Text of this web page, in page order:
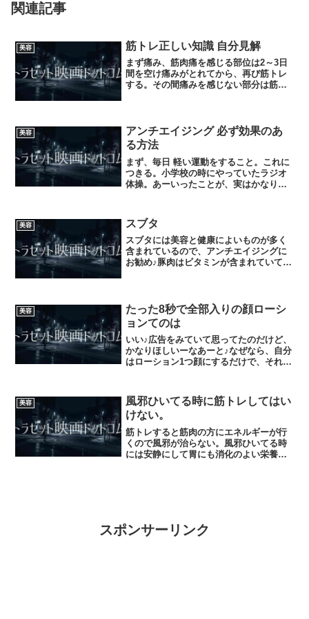
関連記事
美容 筋トレ正しい知識 自分見解
まず痛み、筋肉痛を感じる部位は2～3日
間を空け痛みがとれてから、再び筋トレ
する。その間痛みを感じない部分は筋ト
でないと物凄い激痛が、...
美容
アンチエイジング 必ず効果のあ
る方法
まず、毎日 軽い運動をすること。これに
つきる。小学校の時にやっていたラジオ
体操。あーいったことが、実はかなり身
せば血液の循環が身体中をめぐり、結
果、健康で美容にもよく、...
美容 スブタ
スブタには美容と健康によいものが多く
含まれているので、アンチエイジングに
お勧め♪豚肉はビタミンが含まれていて玉
二鳥なのでよければ♪
美容
たった8秒で全部入りの顔ローシ
ョンてのは
いい♪広告をみていて思ってたのだけど、
かなりほしいーなあーと♪なぜなら、自分
はローション1つ顔にするだけで、それ以
ういうのをつけとくだけで、肌とか全然
違うし、まったく宣...
美容
風邪ひいてる時に筋トレしてはい
けない。
筋トレすると筋肉の方にエネルギーが行
くので風邪が治らない。風邪ひいてる時
には安静にして胃にも消化のよい栄養の
スポンサーリンク